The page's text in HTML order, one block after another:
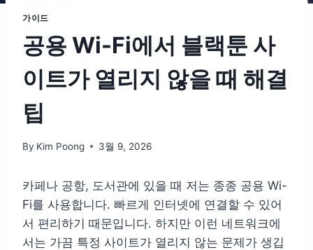
가이드
공용 Wi-Fi에서 블랙툰 사
이트가 열리지 않을 때 해결
팁
By Kim Poong 3월 9, 2026
카페나 공항, 도서관에 있을 때 저는 종종 공용 Wi-
Fi를 사용합니다. 빠르게 인터넷에 연결할 수 있어
서 편리하기 때문입니다. 하지만 이런 네트워크에
서는 가끔 특정 사이트가 열리지 않는 문제가 생깁